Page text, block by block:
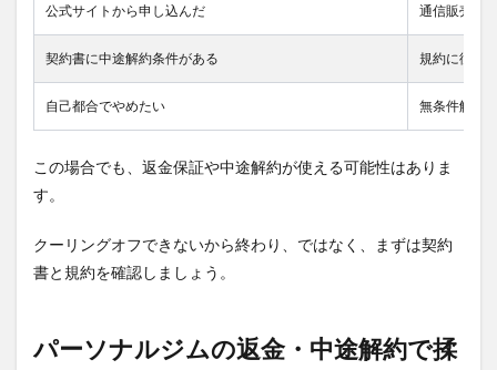
公式サイトから申し込んだ 通信販売に
契約書に中途解約条件がある 規約に従う
自己都合でやめたい 無条件解約
この場合でも、返金保証や中途解約が使える可能性はありま
す。
クーリングオフできないから終わり、ではなく、まずは契約
書と規約を確認しましょう。
パーソナルジムの返金・中途解約で揉